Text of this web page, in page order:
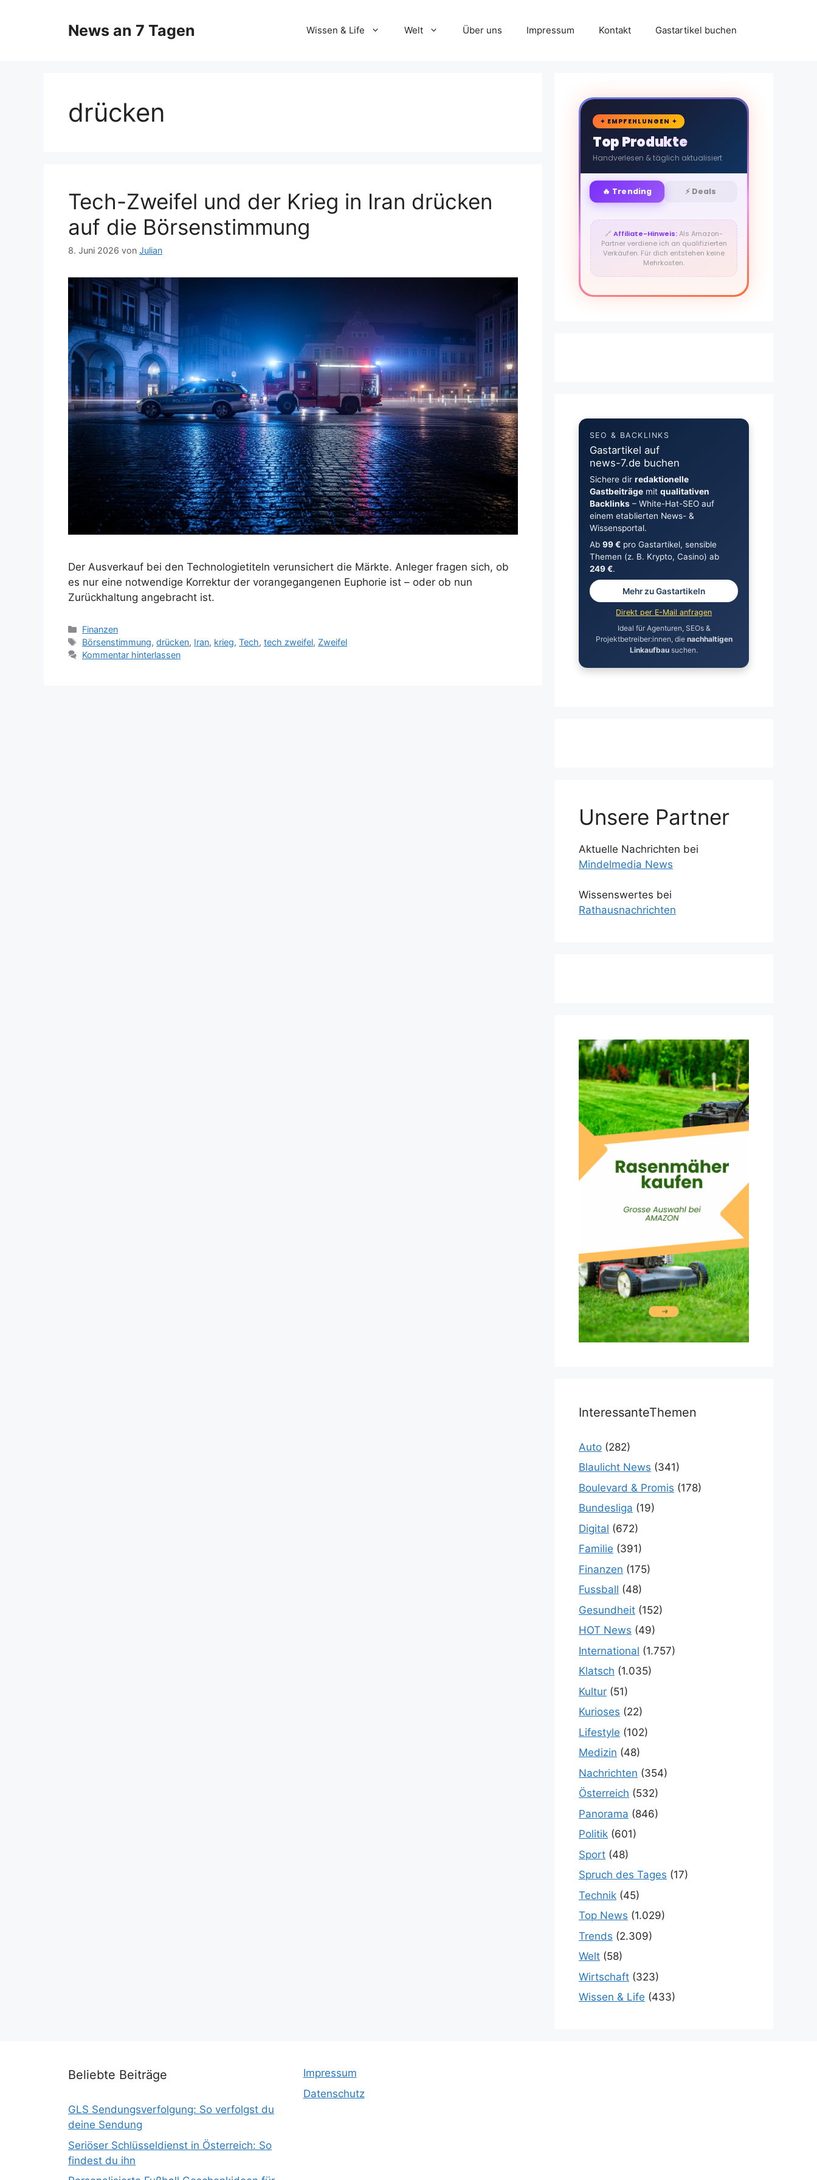
News an 7 Tagen Wissen & Life Welt Über uns Impressum Kontakt Gastartikel buchen
drücken
Tech-Zweifel und der Krieg in Iran drücken
auf die Börsenstimmung
8. Juni 2026 von Julian
Der Ausverkauf bei den Technologietiteln verunsichert die Märkte. Anleger fragen sich, ob
es nur eine notwendige Korrektur der vorangegangenen Euphorie ist – oder ob nun
Zurückhaltung angebracht ist.
Kategorien
Finanzen
Schlagwörter
Börsenstimmung,drücken, Iran, krieg,Tech,tech zweifel, Zweifel
Kommentar hinterlassen
🛒
✦ EMPFEHLUNGEN ✦
Top Produkte
Handverlesen & täglich aktualisiert
🔥 Trending ⚡ Deals
🔗Affiliate-Hinweis:Als Amazon-
Partner verdiene ich an qualifizierten
Verkäufen. Für dich entstehen keine
Mehrkosten.
SEO & BACKLINKS
Gastartikel auf
news-7.de buchen
Sichere dir redaktionelle
Gastbeiträgemit qualitativen
Backlinks– White-Hat-SEO auf
einem etablierten News- &
Wissensportal.
Ab 99 €pro Gastartikel, sensible
Themen (z. B. Krypto, Casino) ab
249 €.
Mehr zu Gastartikeln
Direkt per E-Mail anfragen
Ideal für Agenturen, SEOs &
Projektbetreiber:innen, die nachhaltigen
Linkaufbau suchen.
Unsere Partner
Aktuelle Nachrichten bei
Mindelmedia News
Wissenswertes bei
Rathausnachrichten
InteressanteThemen
Auto (282)
Blaulicht News (341)
Boulevard & Promis (178)
Bundesliga (19)
Digital (672)
Familie (391)
Finanzen (175)
Fussball (48)
Gesundheit (152)
HOT News (49)
International (1.757)
Klatsch (1.035)
Kultur (51)
Kurioses (22)
Lifestyle (102)
Medizin (48)
Nachrichten (354)
Österreich (532)
Panorama (846)
Politik (601)
Sport (48)
Spruch des Tages (17)
Technik (45)
Top News (1.029)
Trends (2.309)
Welt (58)
Wirtschaft (323)
Wissen & Life (433)
Beliebte Beiträge
GLS Sendungsverfolgung: So verfolgst du
deine Sendung
Seriöser Schlüsseldienst in Österreich: So
findest du ihn
Impressum
Datenschutz